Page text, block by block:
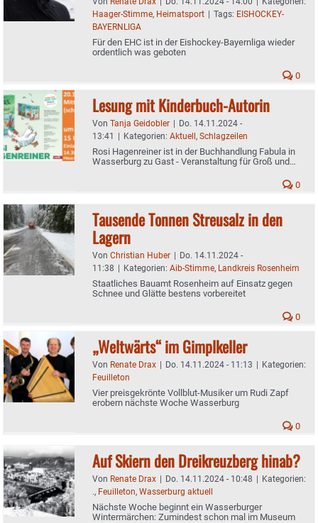
Haager-Stimme, Heimatsport | Tags: EISHOCKEY-
BAYERNLIGA
Für den EHC ist in der Eishockey-Bayernliga wieder
ordentlich was geboten
0
Lesung mit Kinderbuch-Autorin
Von Tanja Geidobler | Do. 14.11.2024 -
13:41 | Kategorien: Aktuell, Schlagzeilen
Rosi Hagenreiner ist in der Buchhandlung Fabula in
Wasserburg zu Gast - Veranstaltung für Groß und
0
Tausende Tonnen Streusalz in den
Lagern
Von Christian Huber | Do. 14.11.2024 -
11:38 | Kategorien: Aib-Stimme, Landkreis Rosenheim
Staatliches Bauamt Rosenheim auf Einsatz gegen
Schnee und Glätte bestens vorbereitet
0
„Weltwärts“ im Gimplkeller
Von Renate Drax | Do. 14.11.2024 - 11:13 | Kategorien:
Feuilleton
Vier preisgekrönte Vollblut-Musiker um Rudi Zapf
erobern nächste Woche Wasserburg
0
Auf Skiern den Dreikreuzberg hinab?
Von Renate Drax | Do. 14.11.2024 - 10:48 | Kategorien:
., Feuilleton, Wasserburg aktuell
Nächste Woche beginnt ein Wasserburger
Wintermärchen: Zumindest schon mal im Museum